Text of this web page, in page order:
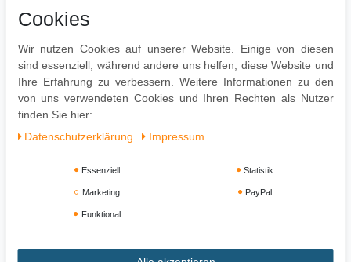
Montageanleitung inklusive
Montage
Lieferzustand: praktisch zerlegt und sicher verpackt //
einfacher und schneller Aufbau dank gut durchdachter
Konstruktion
Cookies
Wir nutzen Cookies auf unserer Website. Einige von diesen
sind essenziell, während andere uns helfen, diese Website und
Ihre Erfahrung zu verbessern. Weitere Informationen zu den
von uns verwendeten Cookies und Ihren Rechten als Nutzer
finden Sie hier:
Daten­schutz­erklärung
Impressum
Essenziell Statistik
Marketing PayPal
Funktional